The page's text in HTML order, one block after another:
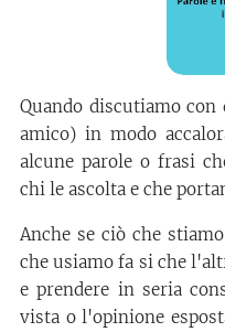
Quando discutiamo
amico) in modo
alcune parole o frasi
chi le ascolta e che
Anche se ciò che
che usiamo fa si che
e prendere in seria
vista o l'opinione